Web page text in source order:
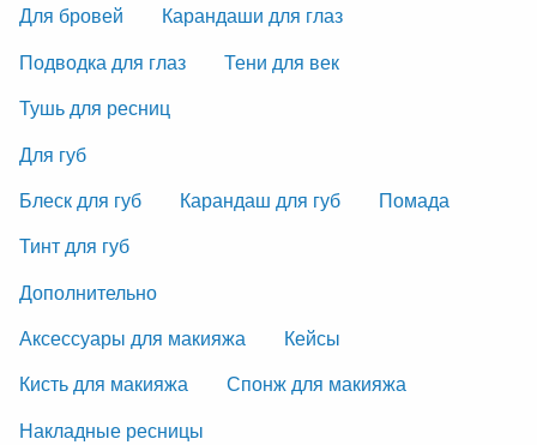
Для бровей
Карандаши для глаз
Подводка для глаз
Тени для век
Тушь для ресниц
Для губ
Блеск для губ
Карандаш для губ
Помада
Тинт для губ
Дополнительно
Аксессуары для макияжа
Кейсы
Кисть для макияжа
Спонж для макияжа
Накладные ресницы